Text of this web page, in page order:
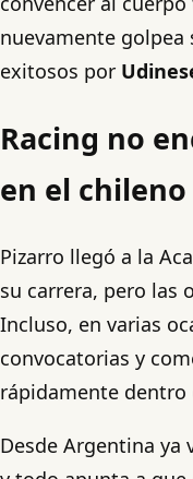
nuevamente golpea
exitosos por
Racing no
en el chileno
Pizarro llegó a la
su carrera, pero las
Incluso, en varias
convocatorias y
rápidamente dentro
Desde Argentina ya